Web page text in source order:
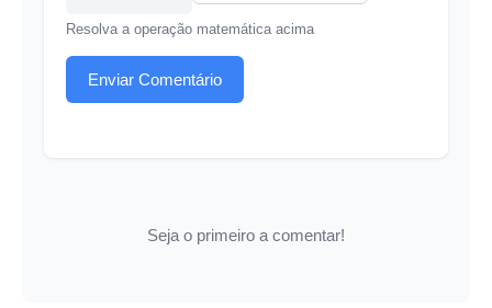
Resolva a operação matemática acima
Enviar Comentário
Seja o primeiro a comentar!